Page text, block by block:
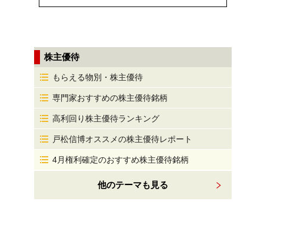
株主優待
もらえる物別・株主優待
専門家おすすめの株主優待銘柄
高利回り株主優待ランキング
戸松信博オススメの株主優待レポート
4月権利確定のおすすめ株主優待銘柄
他のテーマも見る